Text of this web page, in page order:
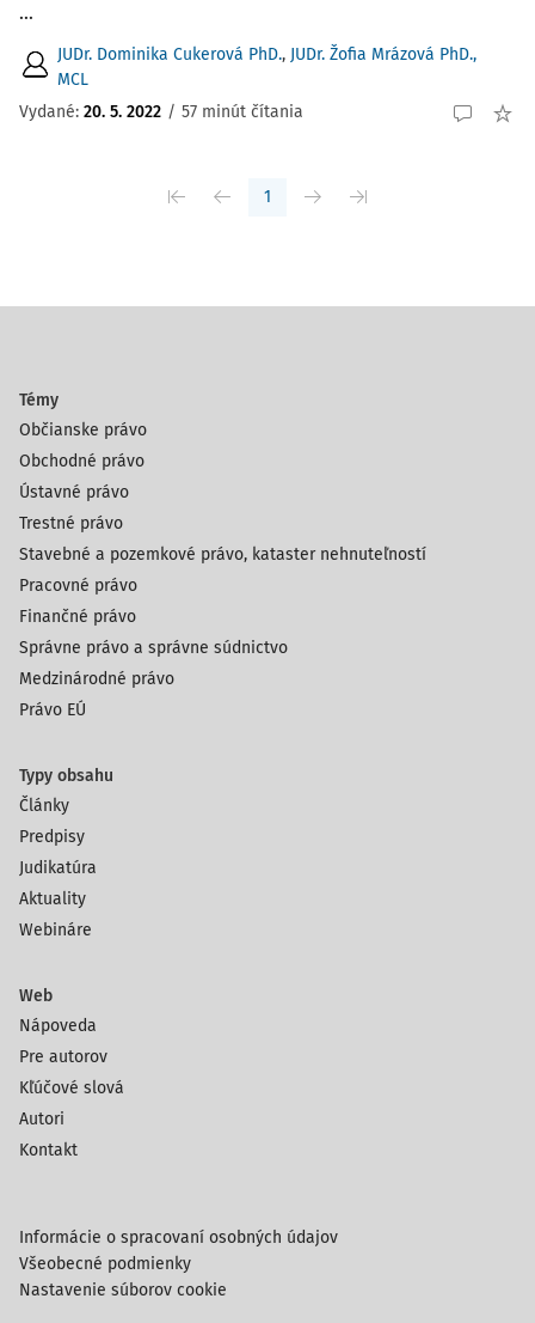
...
JUDr. Dominika Cukerová PhD., JUDr. Žofia Mrázová PhD.,
MCL
Vydané: 20. 5. 2022 / 57 minút čítania
1
Témy
Občianske právo
Obchodné právo
Ústavné právo
Trestné právo
Stavebné a pozemkové právo, kataster nehnuteľností
Pracovné právo
Finančné právo
Správne právo a správne súdnictvo
Medzinárodné právo
Právo EÚ
Typy obsahu
Články
Predpisy
Judikatúra
Aktuality
Webináre
Web
Nápoveda
Pre autorov
Kľúčové slová
Autori
Kontakt
Informácie o spracovaní osobných údajov
Všeobecné podmienky
Nastavenie súborov cookie